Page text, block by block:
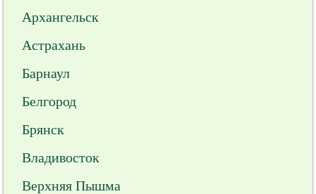
Архангельск
Астрахань
Барнаул
Белгород
Брянск
Владивосток
Верхняя Пышма